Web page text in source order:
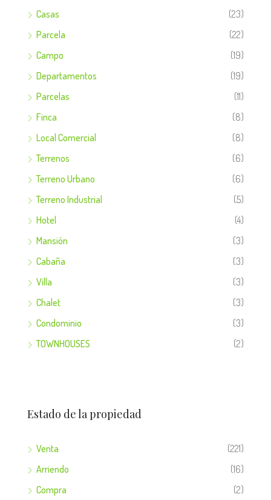
Casas
(23)
Parcela
(22)
Campo
(19)
Departamentos
(19)
Parcelas
(11)
Finca
(8)
Local Comercial
(8)
Terrenos
(6)
Terreno Urbano
(6)
Terreno Industrial
(5)
Hotel
(4)
Mansión
(3)
Cabaña
(3)
Villa
(3)
Chalet
(3)
Condominio
(3)
TOWNHOUSES
(2)
Estado de la propiedad
Venta
(221)
Arriendo
(16)
Compra
(2)